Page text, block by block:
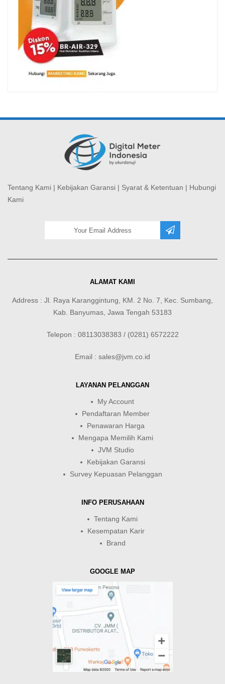
Tentang Kami | Kebijakan Garansi | Syarat & Ketentuan | Hubungi
Kami
ALAMAT KAMI
Address : Jl. Raya Karanggintung, KM. 2 No. 7, Kec. Sumbang,
Kab. Banyumas, Jawa Tengah 53183
Telepon : 08113038383 / (0281) 6572222
Email : sales@jvm.co.id
LAYANAN PELANGGAN
My Account
Pendaftaran Member
Penawaran Harga
Mengapa Memilih Kami
JVM Studio
Kebijakan Garansi
Survey Kepuasan Pelanggan
INFO PERUSAHAAN
Tentang Kami
Kesempatan Karir
Brand
GOOGLE MAP